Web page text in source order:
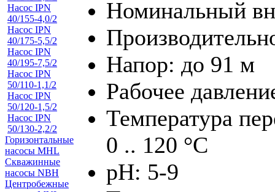
Насос IPN
40/155-4,0/2
Насос IPN
40/175-5,5/2
Насос IPN
40/195-7,5/2
Насос IPN
50/110-1,1/2
Насос IPN
50/120-1,5/2
Насос IPN
50/130-2,2/2
Горизонтальные
насосы MHL
Скважинные
насосы NBH
Центробежные
Номинальный
Напор: до 91 м
Рабочее
Температура
0 .. 120 °C
pH: 5-9